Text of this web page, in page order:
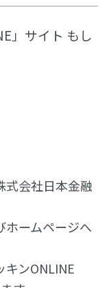
」サイト もし
会社日本金融
ームページへ
キンONLINE